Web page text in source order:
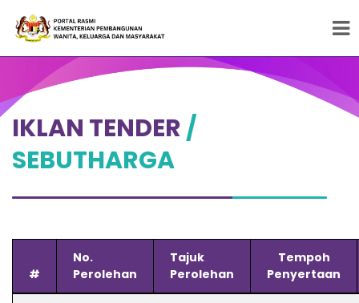
Peneraju Pembangunan Wanita, Keluarga dan
Masyarakat
IKLAN TENDER/
SEBUTHARGA
#
No.
Perolehan
Tajuk
Perolehan
Tempoh
Penyertaan